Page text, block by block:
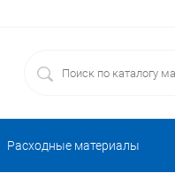
Расходные материалы